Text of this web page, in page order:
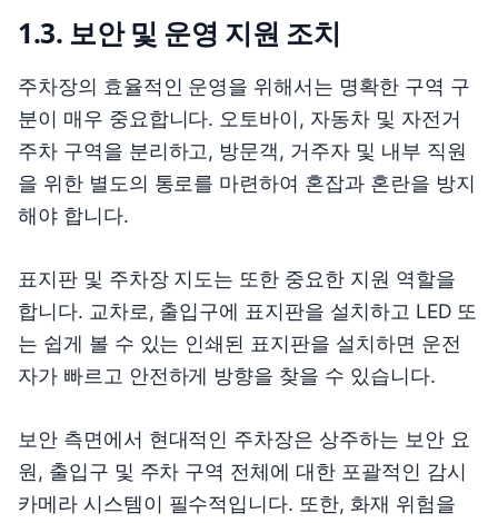
1.3. 보안 및 운영 지원 조치
주차장의 효율적인 운영을 위해서는 명확한 구역 구
분이 매우 중요합니다. 오토바이, 자동차 및 자전거
주차 구역을 분리하고, 방문객, 거주자 및 내부 직원
을 위한 별도의 통로를 마련하여 혼잡과 혼란을 방지
해야 합니다.
표지판 및 주차장 지도는 또한 중요한 지원 역할을
합니다. 교차로, 출입구에 표지판을 설치하고 LED 또
는 쉽게 볼 수 있는 인쇄된 표지판을 설치하면 운전
자가 빠르고 안전하게 방향을 찾을 수 있습니다.
보안 측면에서 현대적인 주차장은 상주하는 보안 요
원, 출입구 및 주차 구역 전체에 대한 포괄적인 감시
카메라 시스템이 필수적입니다. 또한, 화재 위험을